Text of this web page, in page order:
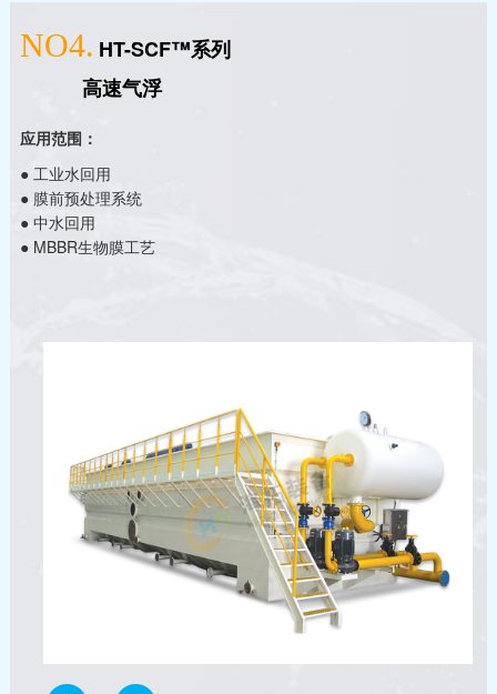
NO4. HT-SCF™系列
高速气浮
应用范围：
● 工业水回用
● 膜前预处理系统
● 中水回用
● MBBR生物膜工艺